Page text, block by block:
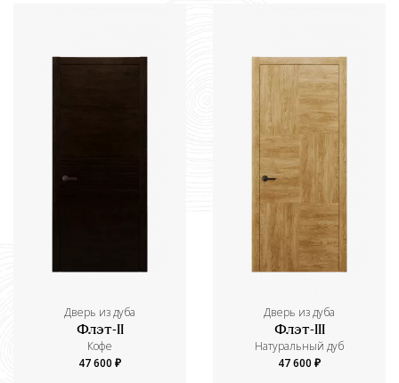
Дверь из дуба
Флэт-II
Кофе
47 600 ₽
Дверь из дуба
Флэт-III
Натуральный дуб
47 600 ₽